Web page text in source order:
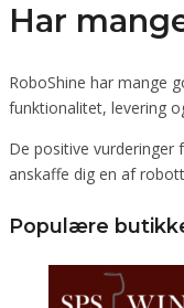
Har
RoboShine har mange
funktionalitet, levering
De positive vurderinger
anskaffe dig en af
Populære